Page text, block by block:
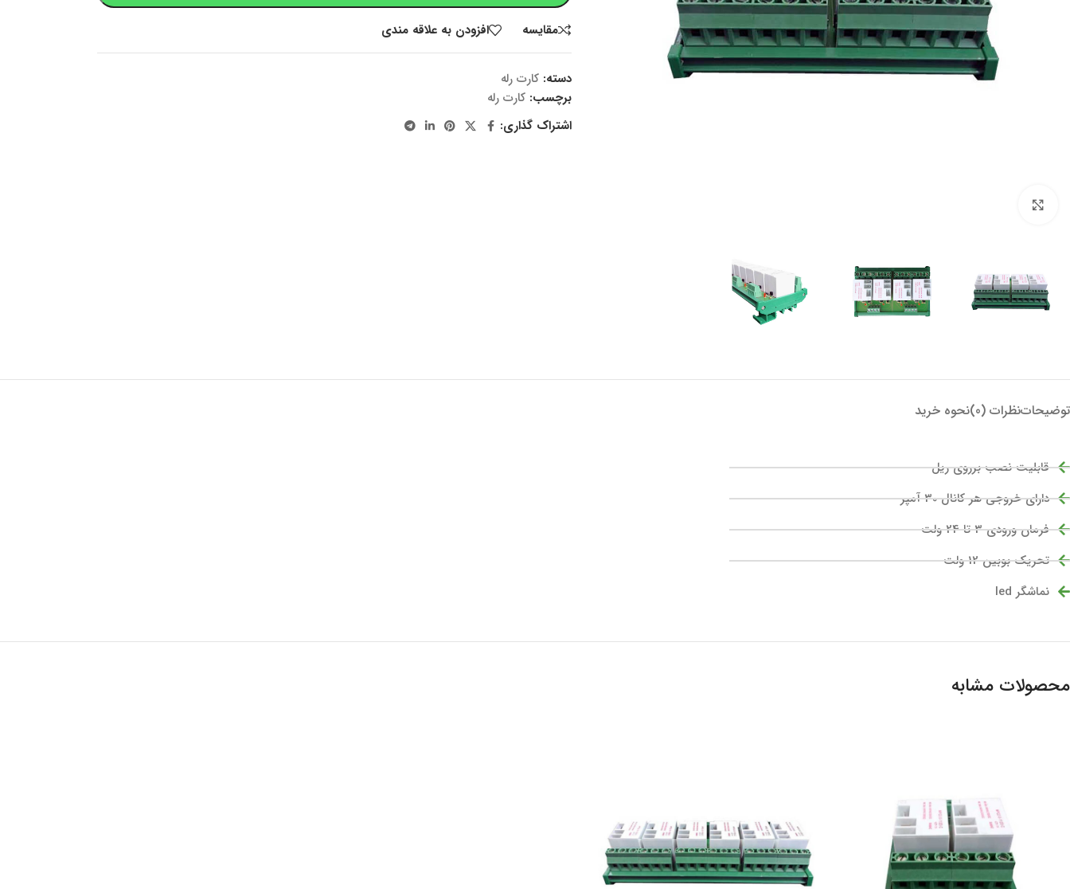
مقایسه افزودن به علاقه مندی
دسته: کارت رله
برچسب: کارت رله
اشتراک گذاری:
توضیحاتنظرات (0) نحوه خرید
قابلیت نصب برروی ریل
دارای خروجی هر کانال 30 آمپر
فرمان ورودی 3 تا 24 ولت
تحریک بوبین 12 ولت
نماشگر led
محصولات مشابه